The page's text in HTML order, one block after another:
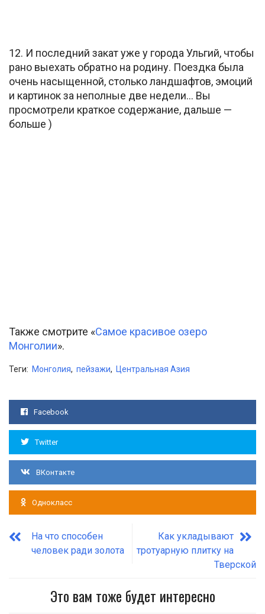
12. И последний закат уже у города Ульгий, чтобы
рано выехать обратно на родину. Поездка была
очень насыщенной, столько ландшафтов, эмоций
и картинок за неполные две недели… Вы
просмотрели краткое содержание, дальше —
больше )
Также смотрите «Самое красивое озеро
Монголии».
Теги: Монголия, пейзажи, Центральная Азия
Facebook
Twitter
ВКонтакте
Однокласс
На что способен
человек ради золота
Как укладывают
тротуарную плитку на
Тверской
Это вам тоже будет интересно